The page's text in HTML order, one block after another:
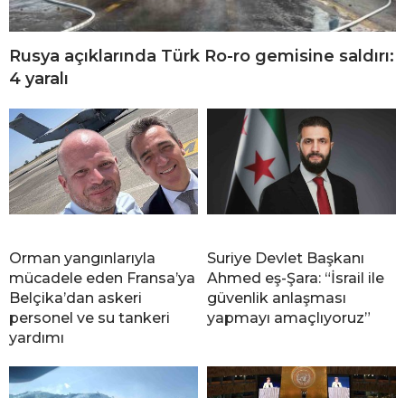
Rusya açıklarında Türk Ro-ro gemisine saldırı:
4 yaralı
Orman yangınlarıyla
mücadele eden Fransa’ya
Belçika’dan askeri
personel ve su tankeri
yardımı
Suriye Devlet Başkanı
Ahmed eş-Şara: “İsrail ile
güvenlik anlaşması
yapmayı amaçlıyoruz”